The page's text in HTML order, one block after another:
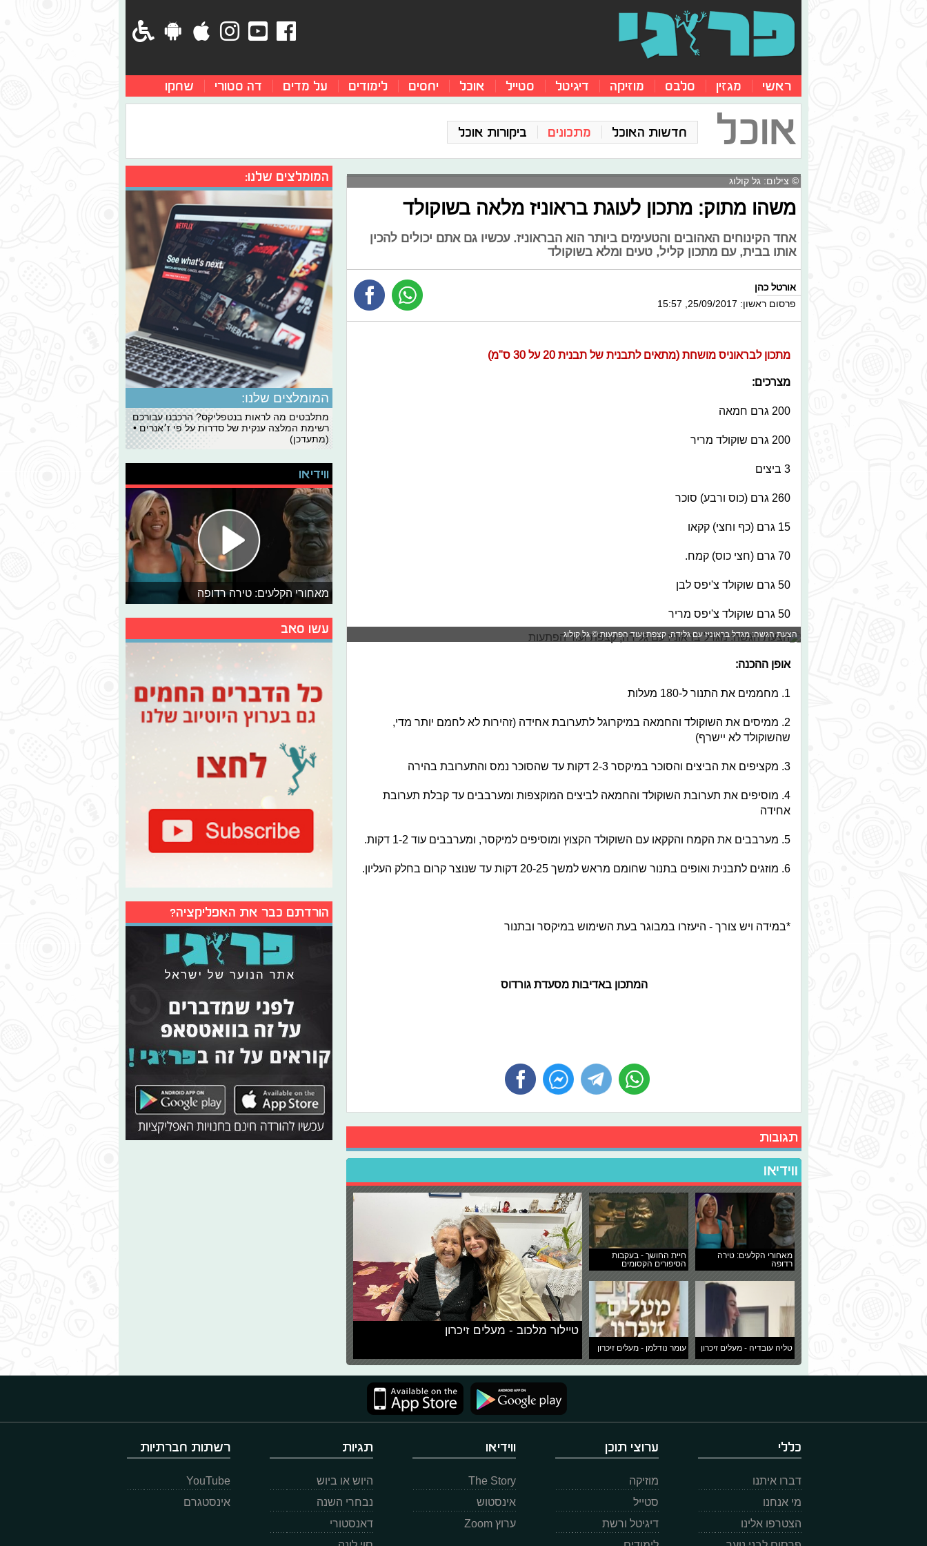
ראשי מגזין סלבס מוזיקה דיגיטל סטייל אוכל יחסים לימודים על מדים דה סטורי שחקו
אוכל חדשות האוכל מתכונים ביקורות אוכל
© צילום: גל קולוג
משהו מתוק: מתכון לעוגת בראוניז מלאה בשוקולד
אחד הקינוחים האהובים והטעימים ביותר הוא הבראוניז. עכשיו גם אתם יכולים להכין
אותו בבית, עם מתכון קליל, טעים ומלא בשוקולד
אורטל כהן
פרסום ראשון: 25/09/2017, 15:57
מתכון לבראוניס מושחת (מתאים לתבנית של תבנית 20 על 30 ס"מ)
מצרכים:
200 גרם חמאה
200 גרם שוקולד מריר
3 ביצים
260 גרם (כוס ורבע) סוכר
15 גרם (כף וחצי) קקאו
70 גרם (חצי כוס) קמח.
50 גרם שוקולד צ'יפס לבן
50 גרם שוקולד צ'יפס מריר
הצעת הגשה: מגדל בראוניז עם גלידה, קצפת ועוד הפתעות © גל קולוג
אופן ההכנה:
1. מחממים את התנור ל-180 מעלות
2. ממיסים את השוקולד והחמאה במיקרוגל לתערובת אחידה (זהירות לא לחמם יותר מדי,
שהשוקולד לא יישרף)
3. מקציפים את הביצים והסוכר במיקסר 2-3 דקות עד שהסוכר נמס והתערובת בהירה
4. מוסיפים את תערובת השוקולד והחמאה לביצים המוקצפות ומערבבים עד קבלת תערובת
אחידה
5. מערבבים את הקמח והקקאו עם השוקולד הקצוץ ומוסיפים למיקסר, ומערבבים עוד 1-2 דקות.
6. מוזגים לתבנית ואופים בתנור שחומם מראש למשך 20-25 דקות עד שנוצר קרום בחלק העליון.
*במידה ויש צורך - היעזרו במבוגר בעת השימוש במיקסר ובתנור
המתכון באדיבות מסעדת גורדוס
תגובות
ווידיאו
מאחורי הקלעים: טירה
רדופה
חיית החושך - בעקבות
הסיפורים הקסומים
טליה עובדיה - מעלים זיכרון עומר נודלמן - מעלים זיכרון
טיילור מלכוב - מעלים זיכרון
המומלצים שלנו:
המומלצים שלנו:
מתלבטים מה לראות בנטפליקס? הרכבנו עבורכם
רשימת המלצה ענקית של סדרות על פי ז׳אנרים •
(מתעדכן)
ווידיאו
מאחורי הקלעים: טירה רדופה
עשו סאב
הורדתם כבר את האפליקציה?
כללי
דברו איתנו
מי אנחנו
הצטרפו אלינו
ערוצי תוכן
מוזיקה
סטייל
דיגיטל ורשת
ווידיאו
The Story
אינסטוש
ערוץ Zoom
תגיות
היוש או ביוש
נבחרי השנה
דאנסטורי
רשתות חברתיות
YouTube
אינסטגרם